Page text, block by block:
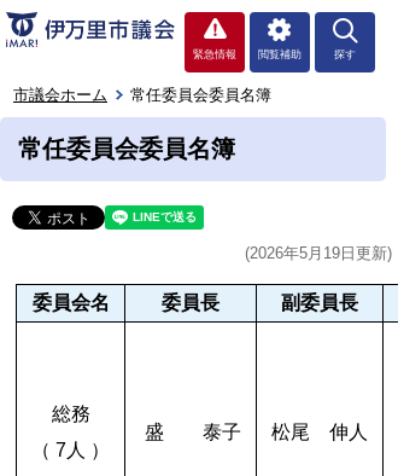
緊急情報 閲覧補助 探す
市議会ホーム 常任委員会委員名簿
常任委員会委員名簿
(2026年5月19日更新)
委員会名 委員長 副委員長
総務
（ 7人 ）
盛 泰子 松尾 伸人